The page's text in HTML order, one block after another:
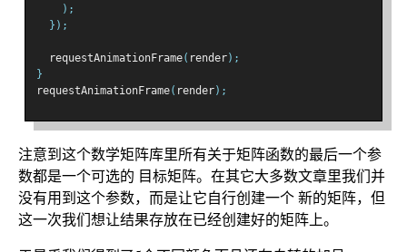
);
});
  requestAnimationFrame
( render);
}
requestAnimationFrame( render);
注意到这个数学矩阵库里所有关于矩阵函数的最后一个参
数都是一个可选的 目标矩阵。在其它大多数文章里我们并
没有用到这个参数，而是让它自行创建一个 新的矩阵，但
这一次我们想让结果存放在已经创建好的矩阵上。